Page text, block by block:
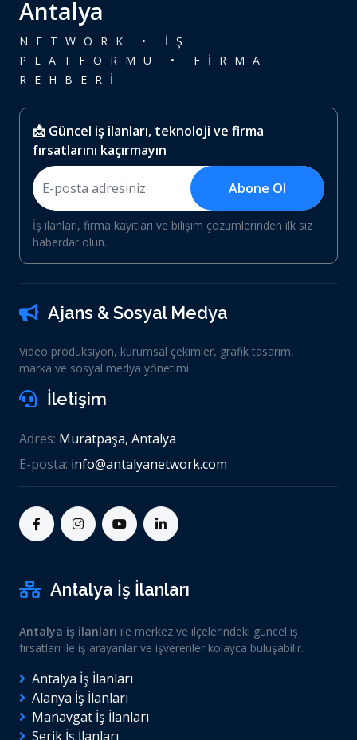
Antalya
NETWORK • İŞ
PLATFORMU • FİRMA
REHBERİ
📩 Güncel iş ilanları, teknoloji ve firma
fırsatlarını kaçırmayın
Abone Ol
İş ilanları, firma kayıtları ve bilişim çözümlerinden ilk siz
haberdar olun.
Ajans & Sosyal Medya
Video prodüksiyon, kurumsal çekimler, grafik tasarım,
marka ve sosyal medya yönetimi
İletişim
Adres: Muratpaşa, Antalya
E-posta: info@antalyanetwork.com
Antalya İş İlanları
Antalya iş ilanları ile merkez ve ilçelerindeki güncel iş
fırsatları ile iş arayanlar ve işverenler kolayca buluşabilir.
Antalya İş İlanları
Alanya İş İlanları
Manavgat İş İlanları
Serik İş İlanları